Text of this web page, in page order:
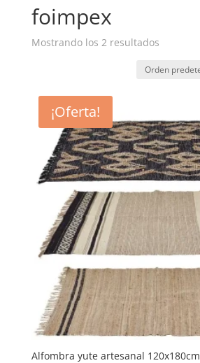
foimpex
Mostrando los 2 resultados
¡Oferta!
Alfombra yute artesanal 120x180cm